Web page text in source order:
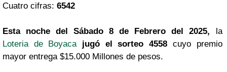
Cuatro cifras: 6542
Esta noche del Sábado 8 de Febrero del 2025, la
Loteria de Boyaca
jugó el sorteo 4558 cuyo premio
mayor entrega $15.000 Millones de pesos.